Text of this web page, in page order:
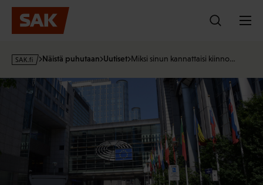
Hyppää
sisältöön
s
Näistä puhutaan Uutiset Miksi sinun kannattaisi kiinno…